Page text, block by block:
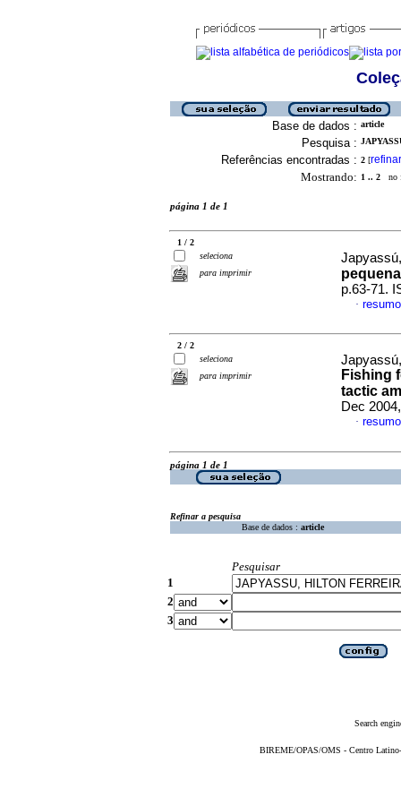
Base de dados : article
Pesquisa :
Referências encontradas : 2 [refinar
Mostrando: 1 .. 2 no
página 1 de 1
1 / 2
seleciona
para imprimir
p.63-71.
·
2 / 2
seleciona
para imprimir
Fishing
tactic
Dec
·
página 1 de 1
Refinar a pesquisa
Base de dados : article
Pesquisar
1
2
3
Search
BIREME/OPAS/OMS - Centro Latino-